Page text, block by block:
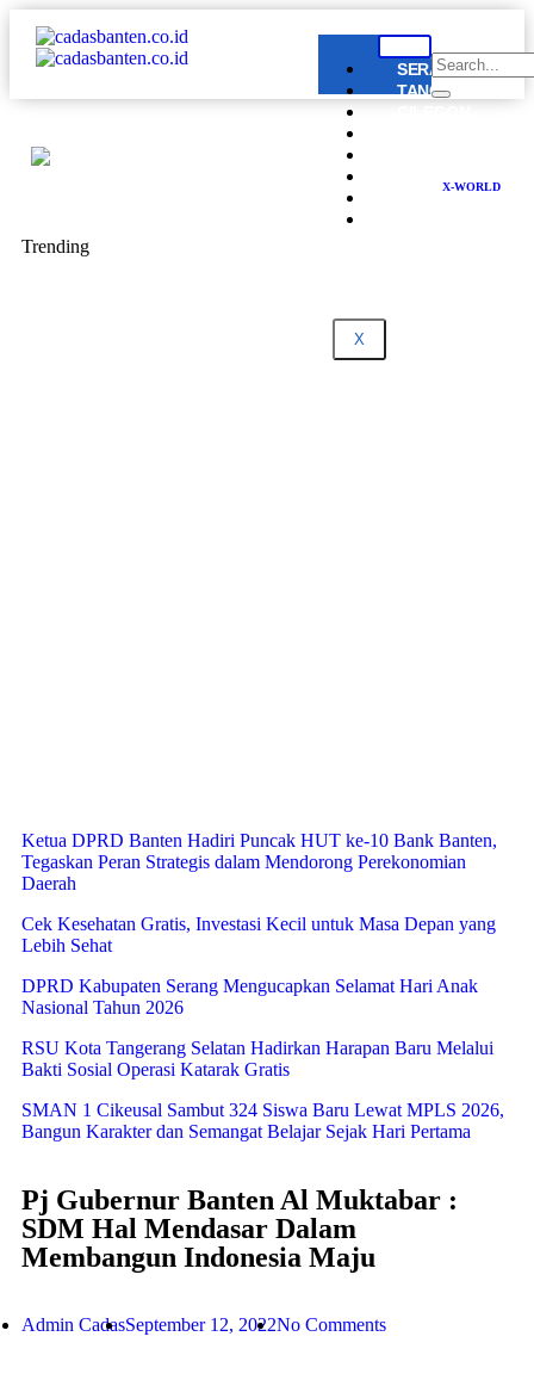
SERANG
TANGERANG
NASIONAL
X
X-WORLD
Trending
Ketua DPRD Banten Hadiri Puncak HUT ke-10 Bank Banten,
Tegaskan Peran Strategis dalam Mendorong Perekonomian
Daerah
Cek Kesehatan Gratis, Investasi Kecil untuk Masa Depan yang
Lebih Sehat
DPRD Kabupaten Serang Mengucapkan Selamat Hari Anak
Nasional Tahun 2026
RSU Kota Tangerang Selatan Hadirkan Harapan Baru Melalui
Bakti Sosial Operasi Katarak Gratis
SMAN 1 Cikeusal Sambut 324 Siswa Baru Lewat MPLS 2026,
Bangun Karakter dan Semangat Belajar Sejak Hari Pertama
Pj Gubernur Banten Al Muktabar :
SDM Hal Mendasar Dalam
Membangun Indonesia Maju
Admin CadasSeptember 12, 2022No Comments